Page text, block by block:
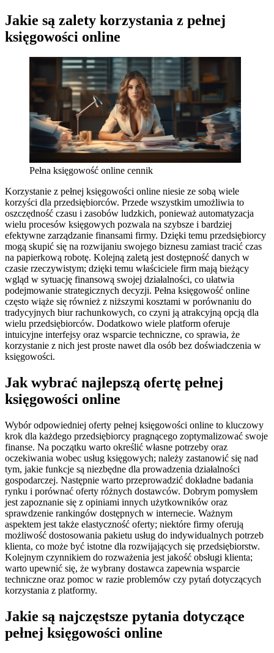
Jakie są zalety korzystania z pełnej
księgowości online
Pełna księgowość online cennik
Korzystanie z pełnej księgowości online niesie ze sobą wiele
korzyści dla przedsiębiorców. Przede wszystkim umożliwia to
oszczędność czasu i zasobów ludzkich, ponieważ automatyzacja
wielu procesów księgowych pozwala na szybsze i bardziej
efektywne zarządzanie finansami firmy. Dzięki temu przedsiębiorcy
mogą skupić się na rozwijaniu swojego biznesu zamiast tracić czas
na papierkową robotę. Kolejną zaletą jest dostępność danych w
czasie rzeczywistym; dzięki temu właściciele firm mają bieżący
wgląd w sytuację finansową swojej działalności, co ułatwia
podejmowanie strategicznych decyzji. Pełna księgowość online
często wiąże się również z niższymi kosztami w porównaniu do
tradycyjnych biur rachunkowych, co czyni ją atrakcyjną opcją dla
wielu przedsiębiorców. Dodatkowo wiele platform oferuje
intuicyjne interfejsy oraz wsparcie techniczne, co sprawia, że
korzystanie z nich jest proste nawet dla osób bez doświadczenia w
księgowości.
Jak wybrać najlepszą ofertę pełnej
księgowości online
Wybór odpowiedniej oferty pełnej księgowości online to kluczowy
krok dla każdego przedsiębiorcy pragnącego zoptymalizować swoje
finanse. Na początku warto określić własne potrzeby oraz
oczekiwania wobec usług księgowych; należy zastanowić się nad
tym, jakie funkcje są niezbędne dla prowadzenia działalności
gospodarczej. Następnie warto przeprowadzić dokładne badania
rynku i porównać oferty różnych dostawców. Dobrym pomysłem
jest zapoznanie się z opiniami innych użytkowników oraz
sprawdzenie rankingów dostępnych w internecie. Ważnym
aspektem jest także elastyczność oferty; niektóre firmy oferują
możliwość dostosowania pakietu usług do indywidualnych potrzeb
klienta, co może być istotne dla rozwijających się przedsiębiorstw.
Kolejnym czynnikiem do rozważenia jest jakość obsługi klienta;
warto upewnić się, że wybrany dostawca zapewnia wsparcie
techniczne oraz pomoc w razie problemów czy pytań dotyczących
korzystania z platformy.
Jakie są najczęstsze pytania dotyczące
pełnej księgowości online